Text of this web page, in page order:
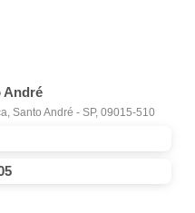
André
Santo André - SP, 09015-510